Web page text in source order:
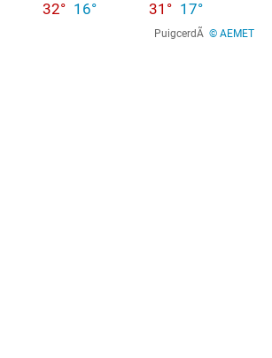
32° 16° 31° 17°
PuigcerdÃ © AEMET